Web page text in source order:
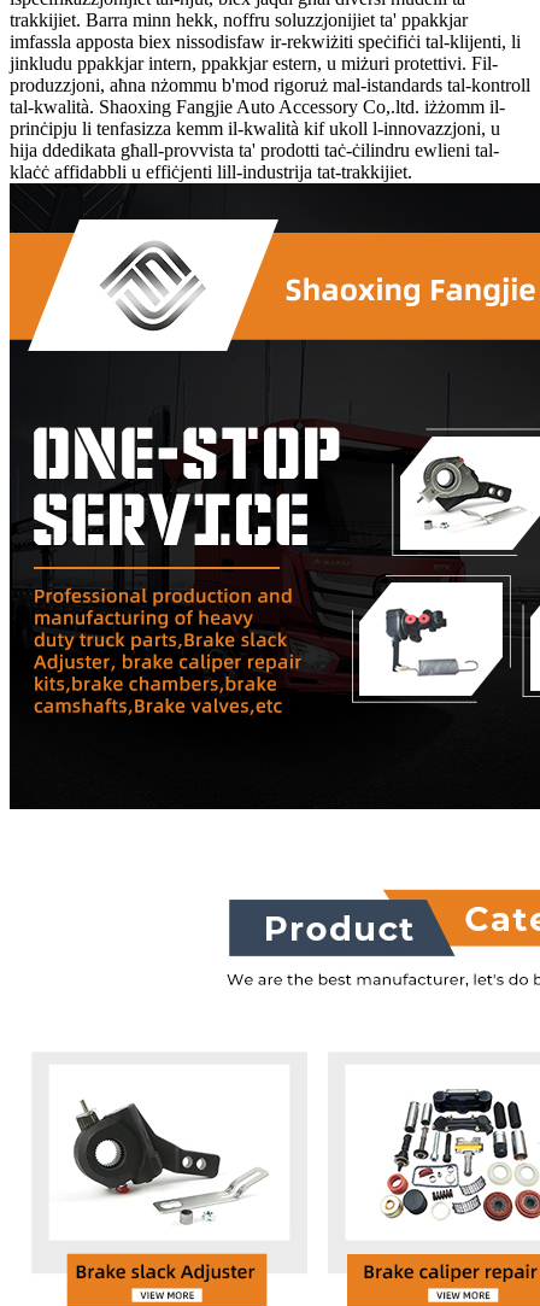
trakkijiet. Barra minn hekk, noffru soluzzjonijiet ta' ppakkjar
imfassla apposta biex nissodisfaw ir-rekwiżiti speċifiċi tal-klijenti, li
jinkludu ppakkjar intern, ppakkjar estern, u miżuri protettivi. Fil-
produzzjoni, aħna nżommu b'mod rigoruż mal-istandards tal-kontroll
tal-kwalità. Shaoxing Fangjie Auto Accessory Co,.ltd. iżżomm il-
prinċipju li tenfasizza kemm il-kwalità kif ukoll l-innovazzjoni, u
hija ddedikata għall-provvista ta' prodotti taċ-ċilindru ewlieni tal-
klaċċ affidabbli u effiċjenti lill-industrija tat-trakkijiet.